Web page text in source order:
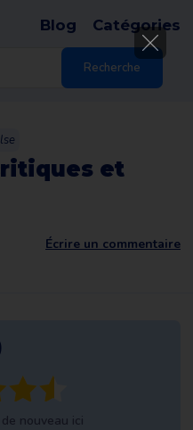
Recherche
Blog Catégories
et
Écrire un commentaire
nouveau ici